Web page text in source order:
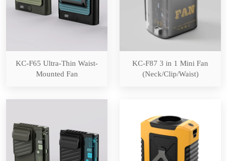
KC-F65 Ultra-Thin Waist-
Mounted Fan
KC-F87 3 in 1 Mini Fan
(Neck/Clip/Waist)